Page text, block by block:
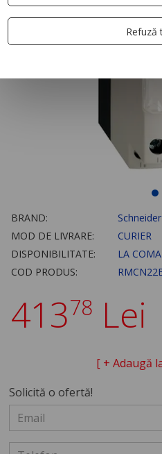
BRAND:
MOD DE LIVRARE:
CURIER
DISPONIBILITATE:
LA
COD PRODUS:
41378 Lei
[ + Adaugă
Solicită o ofertă!
Refuză